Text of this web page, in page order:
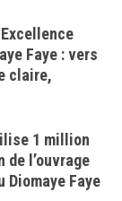
Faye : vers
claire,
1 million
de l’ouvrage
Diomaye Faye